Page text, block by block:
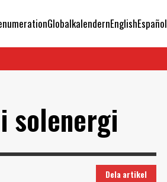
GlobalkalendernEnglishEspañol
solenergi
Dela artikel